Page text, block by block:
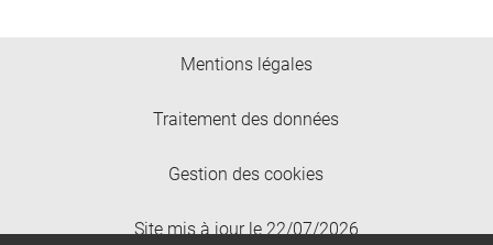
Mentions légales
Traitement des données
Gestion des cookies
Site mis à jour le 22/07/2026